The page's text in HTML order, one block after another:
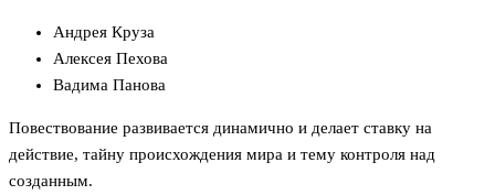
Андрея Круза
Алексея Пехова
Вадима Панова
Повествование развивается динамично и делает ставку на
действие, тайну происхождения мира и тему контроля над
созданным.